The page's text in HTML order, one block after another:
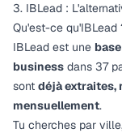
3. IBLead :
Qu'est-ce qu'IBLead
IBLead est une
business dans 37
sont déjà extraites,
mensuellement.
Tu cherches par